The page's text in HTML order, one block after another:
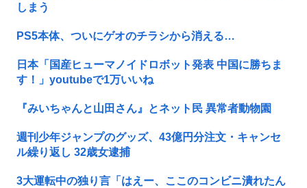
しまう
PS5本体、ついにゲオのチラシから消える…
日本「国産ヒューマノイドロボット発表 中国に勝ちま
す！」youtubeで1万いいね
『みいちゃんと山田さん』とネット民 異常者動物園
週刊少年ジャンプのグッズ、43億円分注文・キャンセ
ル繰り返し 32歳女逮捕
3大運転中の独り言「はえー、ここのコンビニ潰れたん